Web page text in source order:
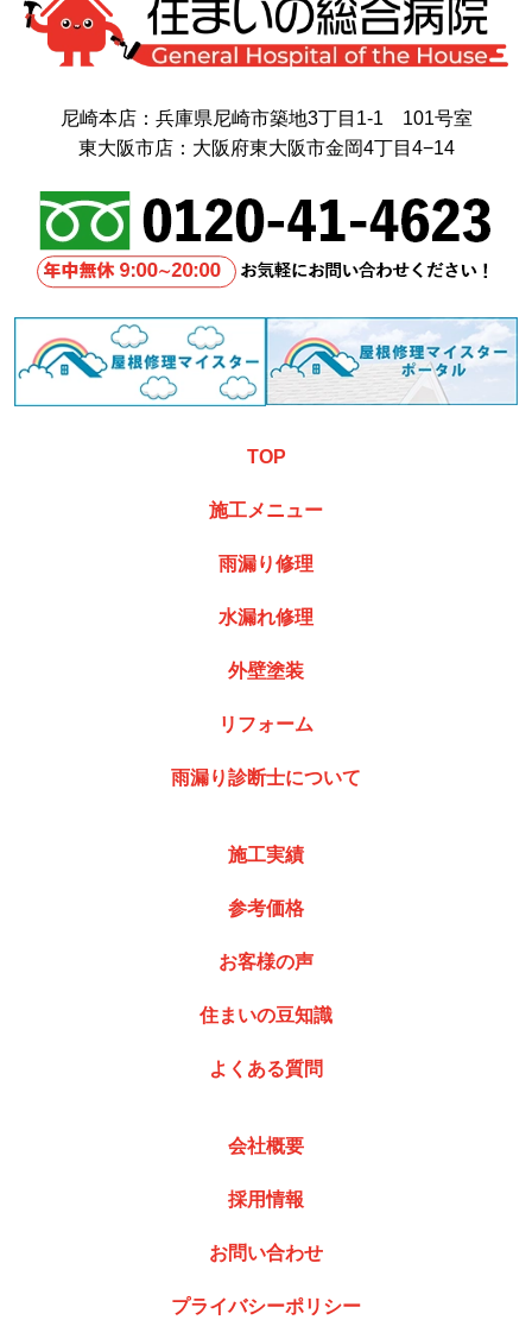
尼崎本店：兵庫県尼崎市築地3丁目1-1 101号室
東大阪市店：大阪府東大阪市金岡4丁目4−14
TOP
施工メニュー
雨漏り修理
水漏れ修理
外壁塗装
リフォーム
雨漏り診断士について
施工実績
参考価格
お客様の声
住まいの豆知識
よくある質問
会社概要
採用情報
お問い合わせ
プライバシーポリシー